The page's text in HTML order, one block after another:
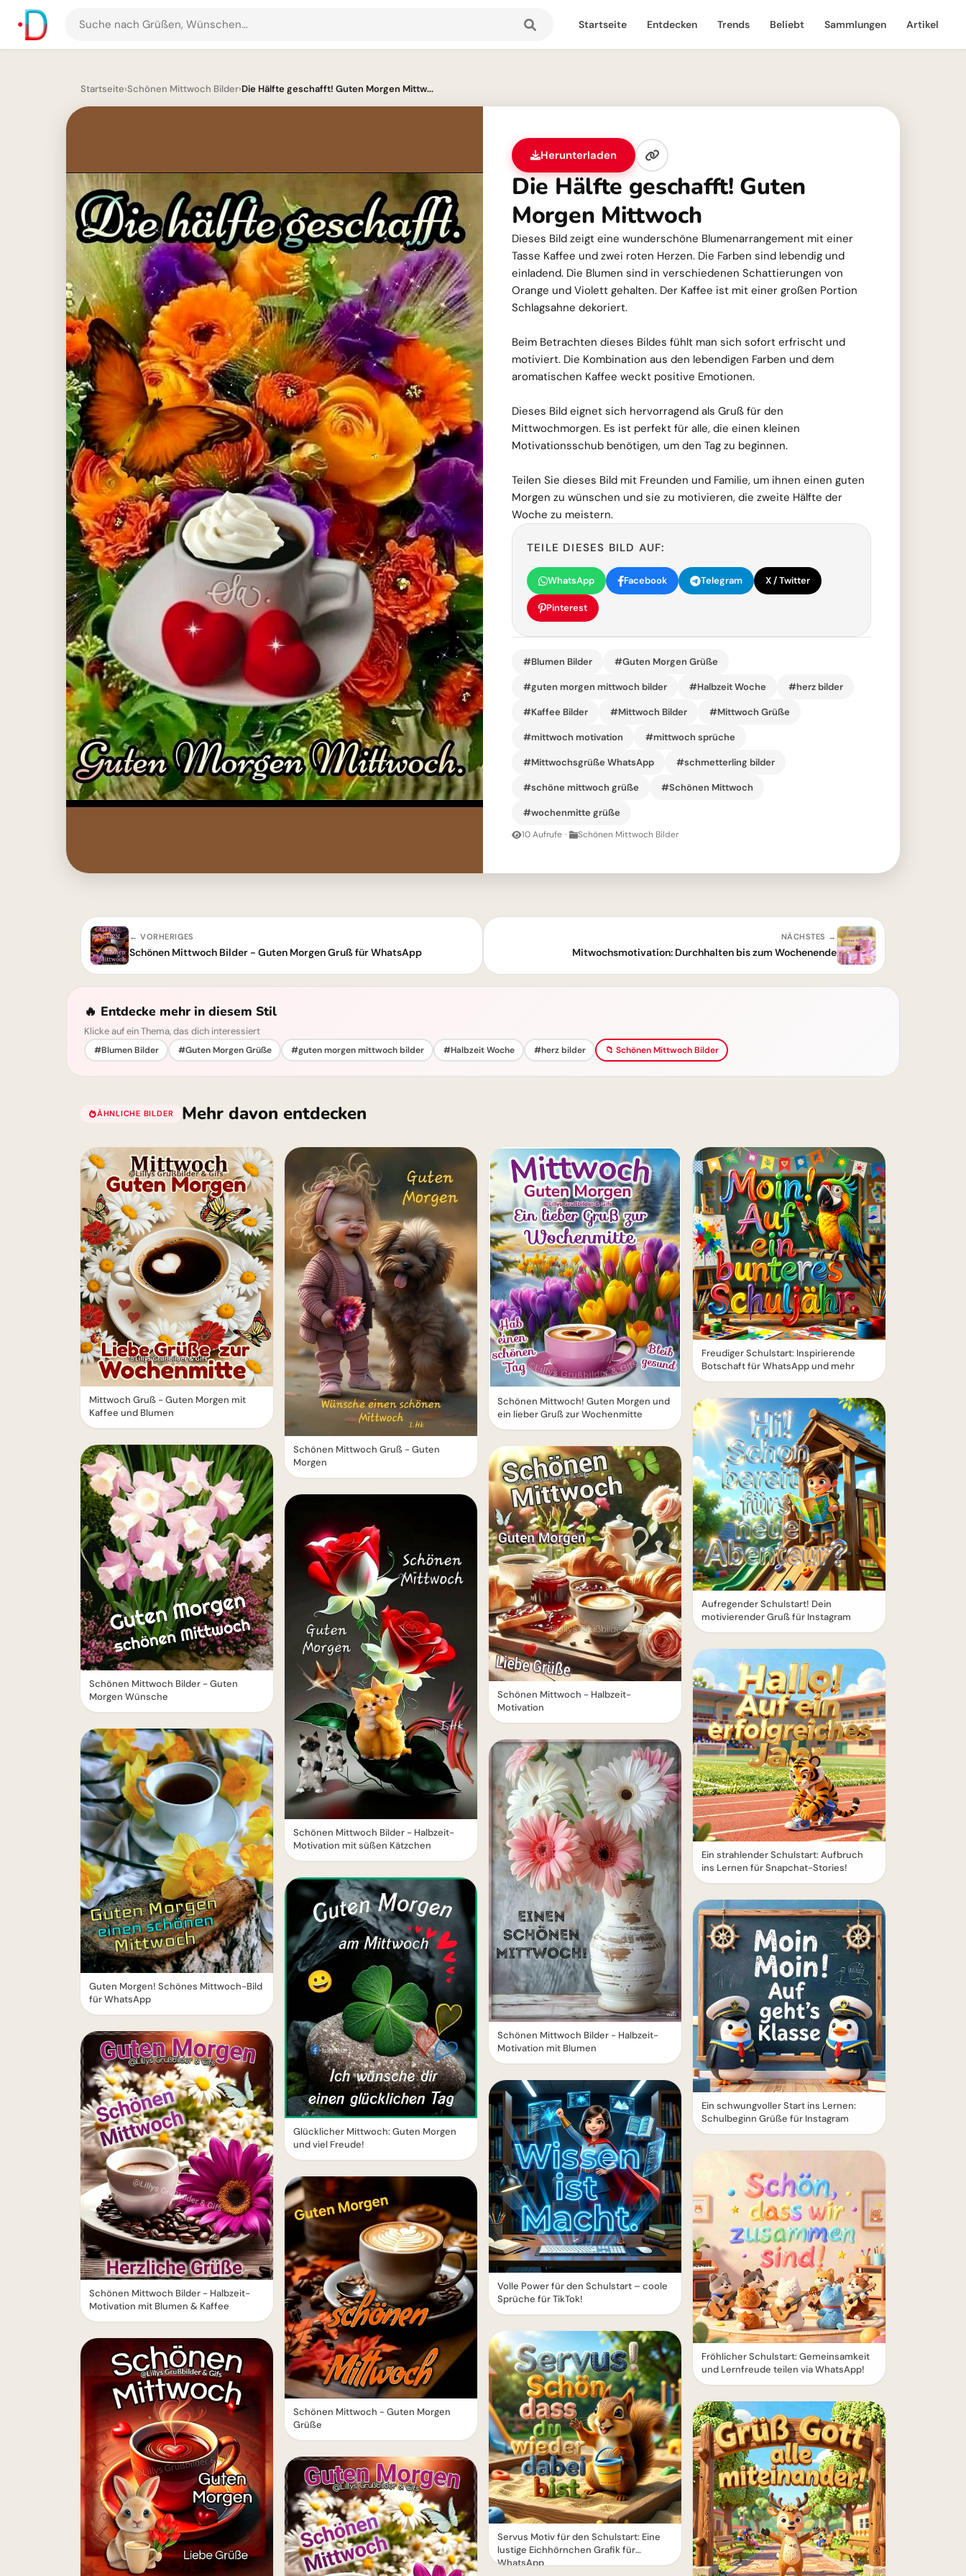
Suche
nach
und
Startseite Entdecken Trends Beliebt Sammlungen Artikel
Startseite›Schönen Mittwoch Bilder›Die Hälfte geschafft! Guten Morgen Mittw...
Herunterladen
Die Hälfte geschafft! Guten
Morgen Mittwoch
Dieses Bild zeigt eine wunderschöne Blumenarrangement mit einer
Tasse Kaffee und zwei roten Herzen. Die Farben sind lebendig und
einladend. Die Blumen sind in verschiedenen Schattierungen von
Orange und Violett gehalten. Der Kaffee ist mit einer großen Portion
Schlagsahne dekoriert.
Beim Betrachten dieses Bildes fühlt man sich sofort erfrischt und
motiviert. Die Kombination aus den lebendigen Farben und dem
aromatischen Kaffee weckt positive Emotionen.
Dieses Bild eignet sich hervorragend als Gruß für den
Mittwochmorgen. Es ist perfekt für alle, die einen kleinen
Motivationsschub benötigen, um den Tag zu beginnen.
Teilen Sie dieses Bild mit Freunden und Familie, um ihnen einen guten
Morgen zu wünschen und sie zu motivieren, die zweite Hälfte der
Woche zu meistern.
TEILE DIESES BILD AUF:
WhatsApp Facebook Telegram X / Twitter
Pinterest
#Blumen Bilder #Guten Morgen Grüße
#guten morgen mittwoch bilder #Halbzeit Woche #herz bilder
#Kaffee Bilder #Mittwoch Bilder #Mittwoch Grüße
#mittwoch motivation #mittwoch sprüche
#Mittwochsgrüße WhatsApp #schmetterling bilder
#schöne mittwoch grüße #Schönen Mittwoch
#wochenmitte grüße
10 Aufrufe · Schönen Mittwoch Bilder
← VORHERIGES
Schönen Mittwoch Bilder - Guten Morgen Gruß für WhatsApp
NÄCHSTES →
Mitwochsmotivation: Durchhalten bis zum Wochenende
🔥 Entdecke mehr in diesem Stil
Klicke auf ein Thema, das dich interessiert
#Blumen Bilder #Guten Morgen Grüße #guten morgen mittwoch bilder #Halbzeit Woche #herz bilder 📁 Schönen Mittwoch Bilder
ÄHNLICHE BILDER Mehr davon entdecken
Mittwoch Gruß - Guten Morgen mit
Kaffee und Blumen
Schönen Mittwoch Bilder - Guten
Morgen Wünsche
Guten Morgen! Schönes Mittwoch-Bild
für WhatsApp
Schönen Mittwoch Bilder - Halbzeit-
Motivation mit Blumen & Kaffee
Schönen Mittwoch Gruß - Guten
Morgen
Schönen Mittwoch Bilder - Halbzeit-
Motivation mit süßen Kätzchen
Glücklicher Mittwoch: Guten Morgen
und viel Freude!
Schönen Mittwoch - Guten Morgen
Grüße
Schönen Mittwoch! Guten Morgen und
ein lieber Gruß zur Wochenmitte
Schönen Mittwoch - Halbzeit-
Motivation
Schönen Mittwoch Bilder - Halbzeit-
Motivation mit Blumen
Volle Power für den Schulstart – coole
Sprüche für TikTok!
Servus Motiv für den Schulstart: Eine
lustige Eichhörnchen Grafik für
WhatsApp
Freudiger Schulstart: Inspirierende
Botschaft für WhatsApp und mehr
Aufregender Schulstart! Dein
motivierender Gruß für Instagram
Ein strahlender Schulstart: Aufbruch
ins Lernen für Snapchat-Stories!
Ein schwungvoller Start ins Lernen:
Schulbeginn Grüße für Instagram
Fröhlicher Schulstart: Gemeinsamkeit
und Lernfreude teilen via WhatsApp!